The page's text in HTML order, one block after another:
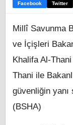
Facebook Twitter
Millî Savunma
ve İçişleri
Khalifa Al-
Thani ile
güvenliğin yanı
(BSHA)